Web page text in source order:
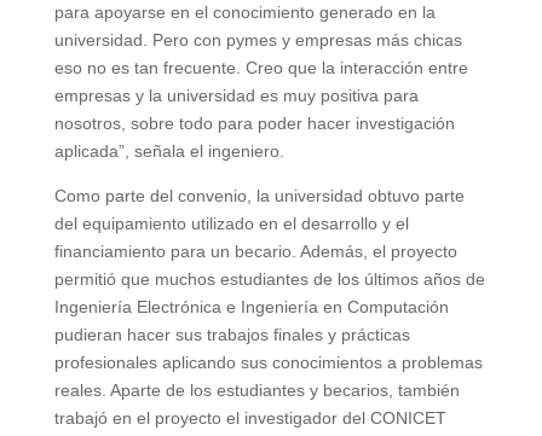
para apoyarse en el conocimiento generado en la
universidad. Pero con pymes y empresas más chicas
eso no es tan frecuente. Creo que la interacción entre
empresas y la universidad es muy positiva para
nosotros, sobre todo para poder hacer investigación
aplicada”, señala el ingeniero.
Como parte del convenio, la universidad obtuvo parte
del equipamiento utilizado en el desarrollo y el
financiamiento para un becario. Además, el proyecto
permitió que muchos estudiantes de los últimos años de
Ingeniería Electrónica e Ingeniería en Computación
pudieran hacer sus trabajos finales y prácticas
profesionales aplicando sus conocimientos a problemas
reales. Aparte de los estudiantes y becarios, también
trabajó en el proyecto el investigador del CONICET